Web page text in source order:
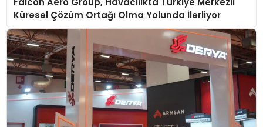
Küresel Çözüm Ortağı Olma Yolunda İlerliyor